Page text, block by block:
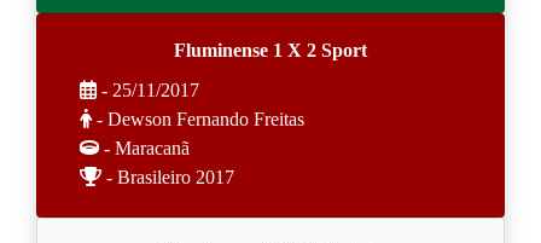
Fluminense 1 X 2 Sport
- 25/11/2017
- Dewson Fernando Freitas
- Maracanã
- Brasileiro 2017